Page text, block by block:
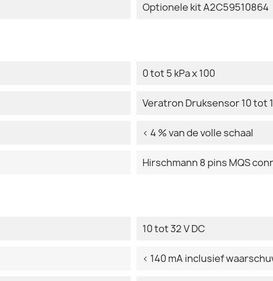
Optionele kit A2C59510864
0 tot 5 kPa x 100
Veratron Druksensor 10 tot
< 4 % van de volle schaal
Hirschmann 8 pins MQS
10 tot 32 V DC
< 140 mA inclusief